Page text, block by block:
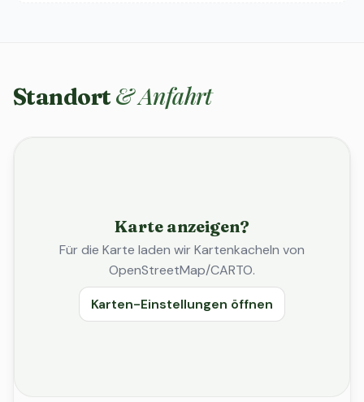
Standort & Anfahrt
Karte anzeigen?
Für die Karte laden wir Kartenkacheln von
OpenStreetMap/CARTO.
Karten-Einstellungen öffnen